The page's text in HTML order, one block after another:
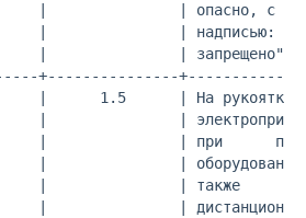
| опасно, с
| надписью:
|               |
+---------------
|      1.5      | На рукоятках
|               |
|               | при
| оборудование
| также      на
| дистанционного